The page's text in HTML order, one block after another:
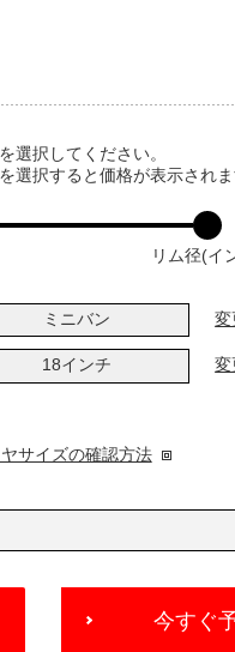
選択してください。
選択すると価格が表示されま
リム径(イ
ミニバン 変
18インチ 変
サイズの確認方法
今すぐ